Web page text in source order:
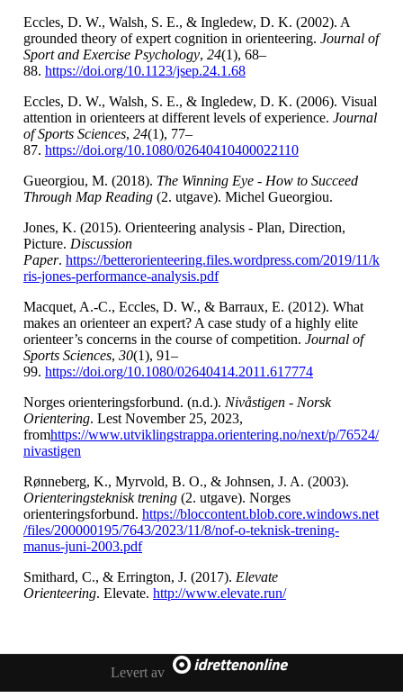
Eccles, D. W., Walsh, S. E., & Ingledew, D. K. (2002). A
grounded theory of expert cognition in orienteering. Journal of
Sport and Exercise Psychology, 24(1), 68–
88. https://doi.org/10.1123/jsep.24.1.68
Eccles, D. W., Walsh, S. E., & Ingledew, D. K. (2006). Visual
attention in orienteers at different levels of experience. Journal
of Sports Sciences, 24(1), 77–
87. https://doi.org/10.1080/02640410400022110
Gueorgiou, M. (2018). The Winning Eye - How to Succeed
Through Map Reading (2. utgave). Michel Gueorgiou.
Jones, K. (2015). Orienteering analysis - Plan, Direction,
Picture. Discussion
Paper. https://betterorienteering.files.wordpress.com/2019/11/k
ris-jones-performance-analysis.pdf
Macquet, A.-C., Eccles, D. W., & Barraux, E. (2012). What
makes an orienteer an expert? A case study of a highly elite
orienteer’s concerns in the course of competition. Journal of
Sports Sciences, 30(1), 91–
99. https://doi.org/10.1080/02640414.2011.617774
Norges orienteringsforbund. (n.d.). Nivåstigen - Norsk
Orientering. Lest November 25, 2023,
fromhttps://www.utviklingstrappa.orientering.no/next/p/76524/
nivastigen
Rønneberg, K., Myrvold, B. O., & Johnsen, J. A. (2003).
Orienteringsteknisk trening (2. utgave). Norges
orienteringsforbund. https://bloccontent.blob.core.windows.net
/files/200000195/7643/2023/11/8/nof-o-teknisk-trening-
manus-juni-2003.pdf
Smithard, C., & Errington, J. (2017). Elevate
Orienteering. Elevate. http://www.elevate.run/
Levert av